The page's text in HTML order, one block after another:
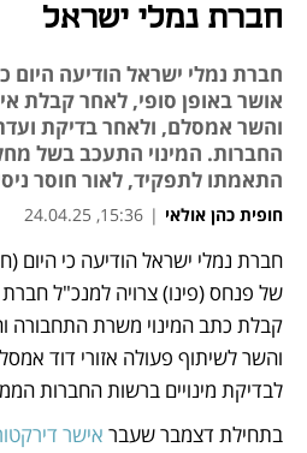
חברת נמלי ישראל
חברת נמלי ישראל הודיעה היום
אושר באופן סופי, לאחר קבלת
והשר אמסלם, ולאחר בדיקת
החברות. המינוי התעכב בשל
התאמתו לתפקיד, לאור חוסר
חופית כהן אולאי |
15:36, 24.04.25
לבדיקת מינויים ברשות החברות
בתחילת דצמבר שעבר